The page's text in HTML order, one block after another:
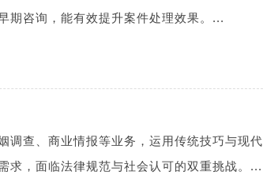
期咨询，能有效提升案件处理效果。...
调查、商业情报等业务，运用传统技巧与现代
求，面临法律规范与社会认可的双重挑战。...